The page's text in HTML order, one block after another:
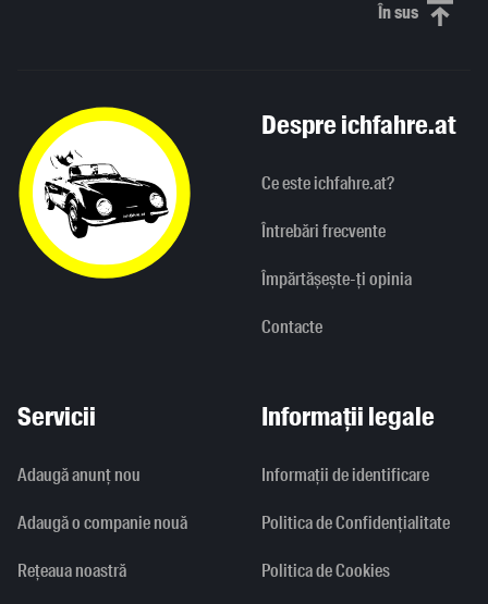
În susDerulați
Despre ichfahre.at
Ce este ichfahre.at?
Întrebări frecvente
Împărtășește-ți opinia
Contacte
Servicii
Adaugă anunț nou
Adaugă o companie nouă
Rețeaua noastră
Informații legale
Informaţii de identificare
Politica de Confidențialitate
Politica de Cookies